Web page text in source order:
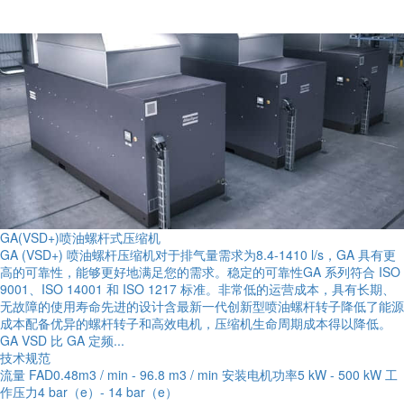
GA(VSD+)喷油螺杆式压缩机
GA (VSD+) 喷油螺杆压缩机对于排气量需求为8.4-1410 l/s，GA 具有更
高的可靠性，能够更好地满足您的需求。稳定的可靠性GA 系列符合 ISO
9001、ISO 14001 和 ISO 1217 标准。非常低的运营成本，具有长期、
无故障的使用寿命先进的设计含最新一代创新型喷油螺杆转子降低了能源
成本配备优异的螺杆转子和高效电机，压缩机生命周期成本得以降低。
GA VSD 比 GA 定频...
技术规范
流量 FAD0.48m3 / min - 96.8 m3 / min 安装电机功率5 kW - 500 kW 工
作压力4 bar（e）- 14 bar（e）